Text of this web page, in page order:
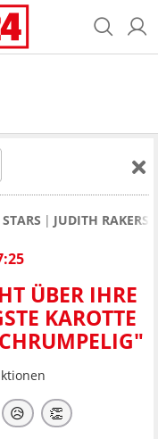
JUDITH RAKERS
ÜBER IHRE
KAROTTE
😥 👏